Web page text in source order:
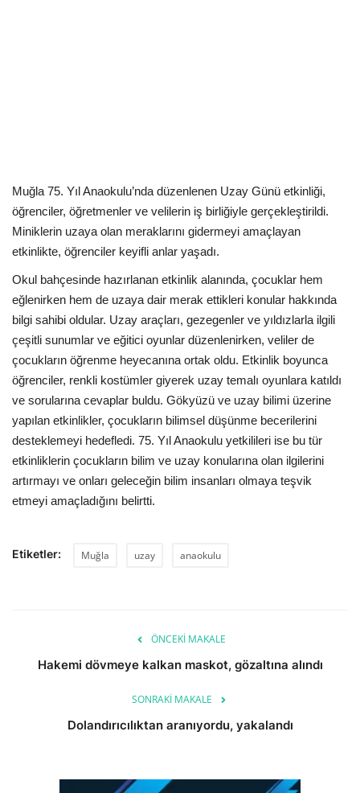
Gündem
Dünya
Muğla 75. Yıl Anaokulu’nda düzenlenen Uzay Günü etkinliği,
öğrenciler, öğretmenler ve velilerin iş birliğiyle gerçekleştirildi.
Miniklerin uzaya olan meraklarını gidermeyi amaçlayan
etkinlikte, öğrenciler keyifli anlar yaşadı.
Okul bahçesinde hazırlanan etkinlik alanında, çocuklar hem
eğlenirken hem de uzaya dair merak ettikleri konular hakkında
bilgi sahibi oldular. Uzay araçları, gezegenler ve yıldızlarla ilgili
çeşitli sunumlar ve eğitici oyunlar düzenlenirken, veliler de
çocukların öğrenme heyecanına ortak oldu. Etkinlik boyunca
öğrenciler, renkli kostümler giyerek uzay temalı oyunlara katıldı
ve sorularına cevaplar buldu. Gökyüzü ve uzay bilimi üzerine
yapılan etkinlikler, çocukların bilimsel düşünme becerilerini
desteklemeyi hedefledi. 75. Yıl Anaokulu yetkilileri ise bu tür
etkinliklerin çocukların bilim ve uzay konularına olan ilgilerini
artırmayı ve onları geleceğin bilim insanları olmaya teşvik
etmeyi amaçladığını belirtti.
Etiketler: Muğla uzay anaokulu
ÖNCEKI MAKALE
Hakemi dövmeye kalkan maskot, gözaltına alındı
SONRAKI MAKALE
Dolandırıcılıktan aranıyordu, yakalandı